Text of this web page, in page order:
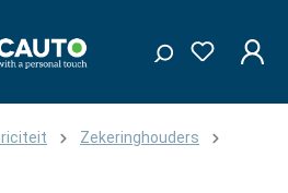
Zekeringhouders